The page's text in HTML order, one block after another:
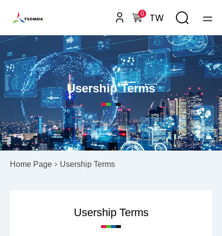
0 TW
Usership Terms
Home Page Usership Terms
Usership Terms